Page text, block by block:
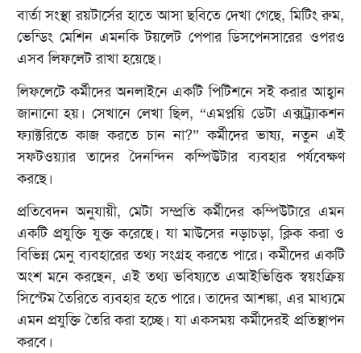
বার্তা সংস্থা রয়টার্সের হাতে আসা ছবিতে দেখা গেছে, মিটিং রুম,
ভেন্ডিং মেশিন এমনকি টয়লেট পেপার ডিসপেনসারের ওপরও
এসব লিফলেট রাখা হয়েছে।
লিফলেটে কর্মীদের অনলাইনে একটি পিটিশনে সই করার আহ্বান
জানানো হয়। সেখানে লেখা ছিল, “এমপ্লয়ি ডেটা এক্সট্র্যাকশন
ফ্যাক্টরিতে কাজ করতে চান না?” কর্মীদের ভাষ্য, নতুন এই
সফটওয়্যার তাদের দৈনন্দিন কম্পিউটার ব্যবহার পর্যবেক্ষণ
করছে।
প্রতিবেদন অনুযায়ী, মেটা সম্প্রতি কর্মীদের কম্পিউটারে এমন
একটি প্রযুক্তি যুক্ত করেছে। যা মাউসের নড়াচড়া, ক্লিক করা ও
বিভিন্ন মেনু ব্যবহারের তথ্য সংগ্রহ করতে পারে। কর্মীদের একটি
অংশ মনে করছেন, এই তথ্য ভবিষ্যতে এআইভিত্তিক স্বয়ংক্রিয়
সিস্টেম তৈরিতে ব্যবহার হতে পারে। তাদের আশঙ্কা, এর মাধ্যমে
এমন প্রযুক্তি তৈরি করা হচ্ছে। যা একসময় কর্মীদেরই প্রতিস্থাপন
করবে।